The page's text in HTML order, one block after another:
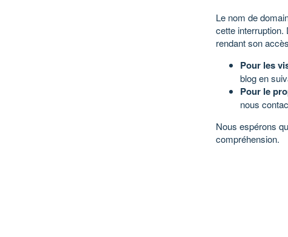
Le nom de
cette interruption.
rendant son
Pour les
blog en
Pour le
nous
Nous espérons
compréhension.